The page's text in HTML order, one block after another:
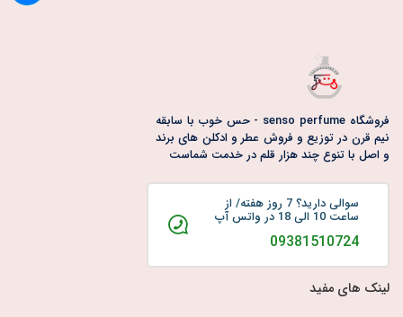
فروشگاه senso perfume - حس خوب با سابقه
نیم قرن در توزیع و فروش عطر و ادکلن های برند
و اصل با تنوع چند هزار قلم در خدمت شماست
سوالی دارید؟ 7 روز هفته/ از
ساعت 10 الی 18 در واتس آپ
09381510724
لینک های مفید